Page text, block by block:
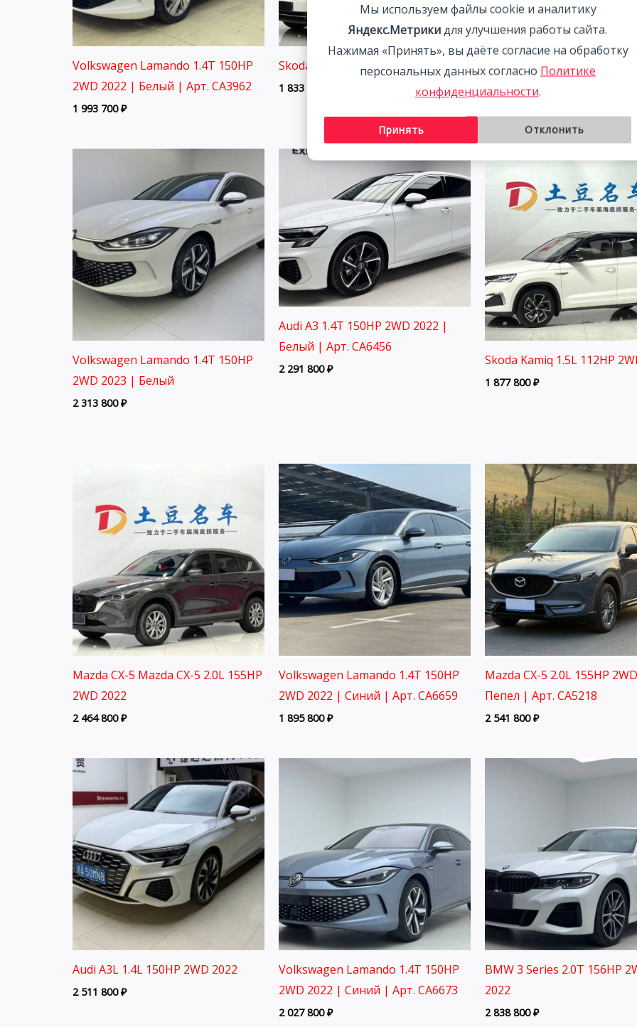
Volkswagen Lamando 1.4T 150HP
2WD 2022 | Белый | Арт. CA3962
1 993 700₽
Skoda Kamiq 1.5L 112HP 2WD 2021
1 833 800
BMW 320Li 2.0T 156HP
Ким.
Volkswagen Lamando 1.4T 150HP
2WD 2023 | Белый
2 313 800₽
Audi A3 1.4T 150HP 2WD 2022 |
Белый | Арт. CA6456
2 291 800₽
Skoda Kamiq 1.5L 112HP
1 877 800₽
Mazda CX-5 Mazda CX-5 2.0L 155HP
2WD 2022
2 464 800₽
Volkswagen Lamando 1.4T 150HP
2WD 2022 | Синий | Арт. CA6659
1 895 800₽
Mazda CX-5 2.0L 155HP
Пепел | Арт. CA5218
2 541 800₽
Audi A3L 1.4L 150HP 2WD 2022
2 511 800₽
Volkswagen Lamando 1.4T 150HP
2WD 2022 | Синий | Арт. CA6673
2 027 800₽
BMW 3 Series 2.0T 156HP
2022
2 838 800₽
Мы используем файлы cookie и аналитику
Яндекс.Метрикидля улучшения работы сайта.
Нажимая «Принять», вы даёте согласие на обработку
персональных данных согласно Политике
конфиденциальности.
Принять Отклонить